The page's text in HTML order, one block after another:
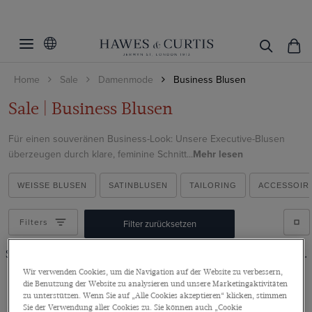
Home Sale Damenmode Business Blusen
Sale | Business Blusen
Für einen souveränen Business-Look: Unsere Executive-Blusen
überzeugen durch klare, feminine Schnitt...Mehr lesen
WEISSE BLUSEN SATINBLUSEN TAILORING
Filters Filter zurücksetzen
Schade! Leider haben wir keinen Artikel zu Ihrer Suche gefunden.
Starten Sie einfach eine neue Suche und versuchen Sie bitte:
Wir verwenden Cookies, um die Navigation auf der Website zu verbessern,
die Benutzung der Website zu analysieren und unsere Marketingaktivitäten
zu unterstützen. Wenn Sie auf „Alle Cookies akzeptieren“ klicken, stimmen
Sie der Verwendung aller Cookies zu. Sie können auch „Cookie